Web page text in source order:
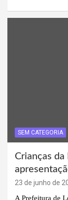
SEM CATEGORIA
Crianças da
23 de junho de
A Prefeitura de